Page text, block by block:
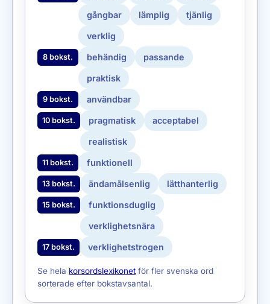
gångbar lämplig tjänlig
verklig
8 bokst. behändig passande
praktisk
9 bokst. användbar
10 bokst. pragmatisk acceptabel
realistisk
11 bokst. funktionell
13 bokst. ändamålsenlig lätthanterlig
15 bokst. funktionsduglig
verklighetsnära
17 bokst. verklighetstrogen
Se hela korsordslexikonet för fler svenska ord
sorterade efter bokstavsantal.